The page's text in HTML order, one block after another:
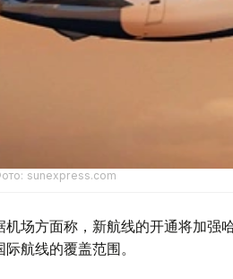
sunexpress.com
机场方面称，新航线的开通将加强
际航线的覆盖范围。